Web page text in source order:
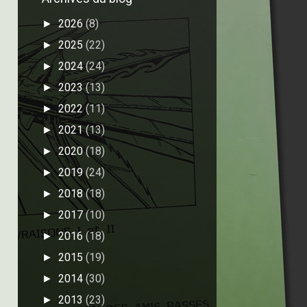
►2026(8)
►2025 (22)
► 2024(24)
►2023(13)
►2022(11)
►2021(13)
►2020(18)
►2019(24)
► 2018(18)
►2017(10)
►2016 (18)
► 2015 (19)
► 2014 (30)
► 2013 (23)